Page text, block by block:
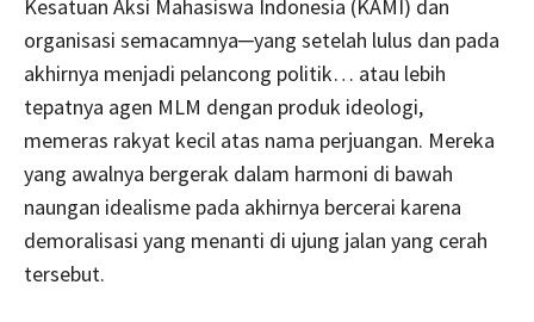
Kesatuan Aksi Mahasiswa Indonesia (KAMI) dan
organisasi semacamnya─yang setelah lulus dan pada
akhirnya menjadi pelancong politik… atau lebih
tepatnya agen MLM dengan produk ideologi,
memeras rakyat kecil atas nama perjuangan. Mereka
yang awalnya bergerak dalam harmoni di bawah
naungan idealisme pada akhirnya bercerai karena
demoralisasi yang menanti di ujung jalan yang cerah
tersebut.